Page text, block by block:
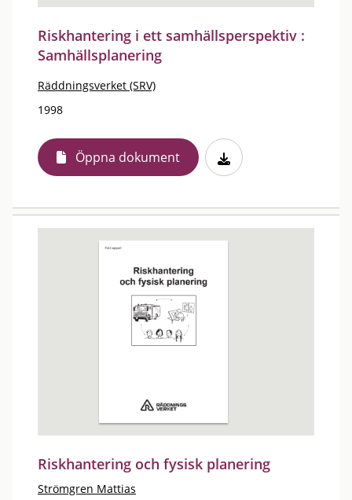
Riskhantering i ett samhällsperspektiv :
Samhällsplanering
Räddningsverket (SRV)
1998
Öppna dokument
Riskhantering och fysisk planering
Strömgren Mattias